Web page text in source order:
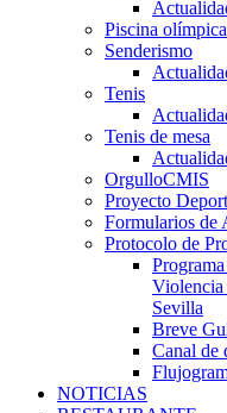
Piscina olímpica
Senderismo
Tenis
Tenis de mesa
OrgulloCMIS
Proyecto
Formularios de
Protocolo de
Sevilla
Breve
Canal de
NOTICIAS